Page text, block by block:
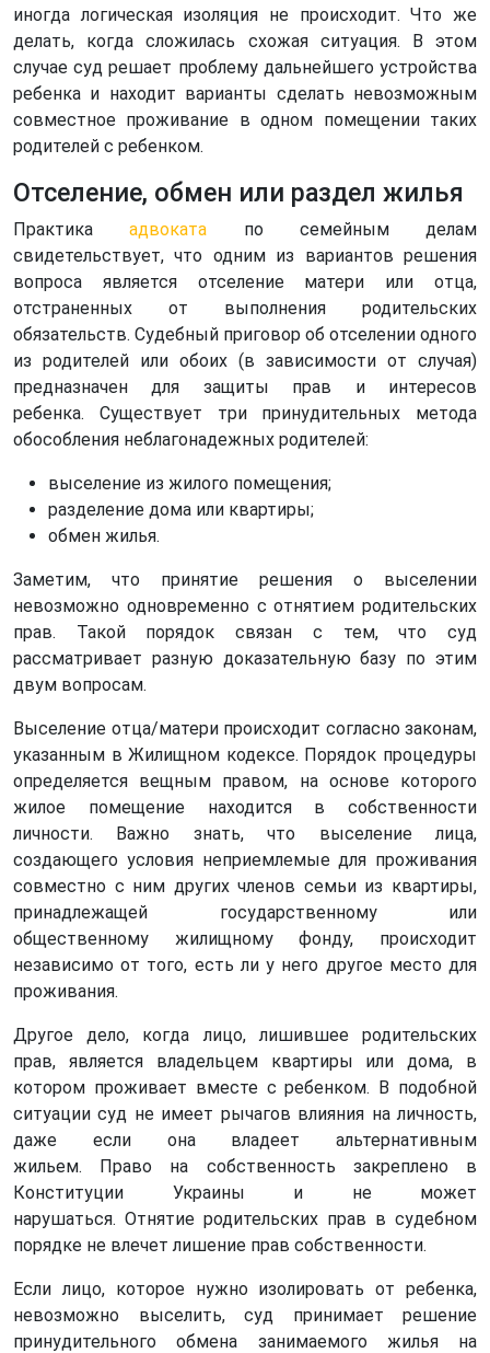
иногда логическая изоляция не происходит. Что же
делать, когда сложилась схожая ситуация. В этом
случае суд решает проблему дальнейшего устройства
ребенка и находит варианты сделать невозможным
совместное проживание в одном помещении таких
родителей с ребенком.
Отселение, обмен или раздел жилья
Практикаадвоката по семейным делам
свидетельствует, что одним из вариантов решения
вопроса является отселение матери или отца,
отстраненных от выполнения родительских
обязательств. Судебный приговор об отселении одного
из родителей или обоих (в зависимости от случая)
предназначен для защиты прав и интересов
ребенка. Существует три принудительных метода
обособления неблагонадежных родителей:
выселение из жилого помещения;
разделение дома или квартиры;
обмен жилья.
Заметим, что принятие решения о выселении
невозможно одновременно с отнятием родительских
прав. Такой порядок связан с тем, что суд
рассматривает разную доказательную базу по этим
двум вопросам.
Выселение отца/матери происходит согласно законам,
указанным в Жилищном кодексе. Порядок процедуры
определяется вещным правом, на основе которого
жилое помещение находится в собственности
личности. Важно знать, что выселение лица,
создающего условия неприемлемые для проживания
совместно с ним других членов семьи из квартиры,
принадлежащей государственному или
общественному жилищному фонду, происходит
независимо от того, есть ли у него другое место для
проживания.
Другое дело, когда лицо, лишившее родительских
прав, является владельцем квартиры или дома, в
котором проживает вместе с ребенком. В подобной
ситуации суд не имеет рычагов влияния на личность,
даже если она владеет альтернативным
жильем. Право на собственность закреплено в
Конституции Украины и не может
нарушаться. Отнятие родительских прав в судебном
порядке не влечет лишение прав собственности.
Если лицо, которое нужно изолировать от ребенка,
невозможно выселить, суд принимает решение
принудительного обмена занимаемого жилья на